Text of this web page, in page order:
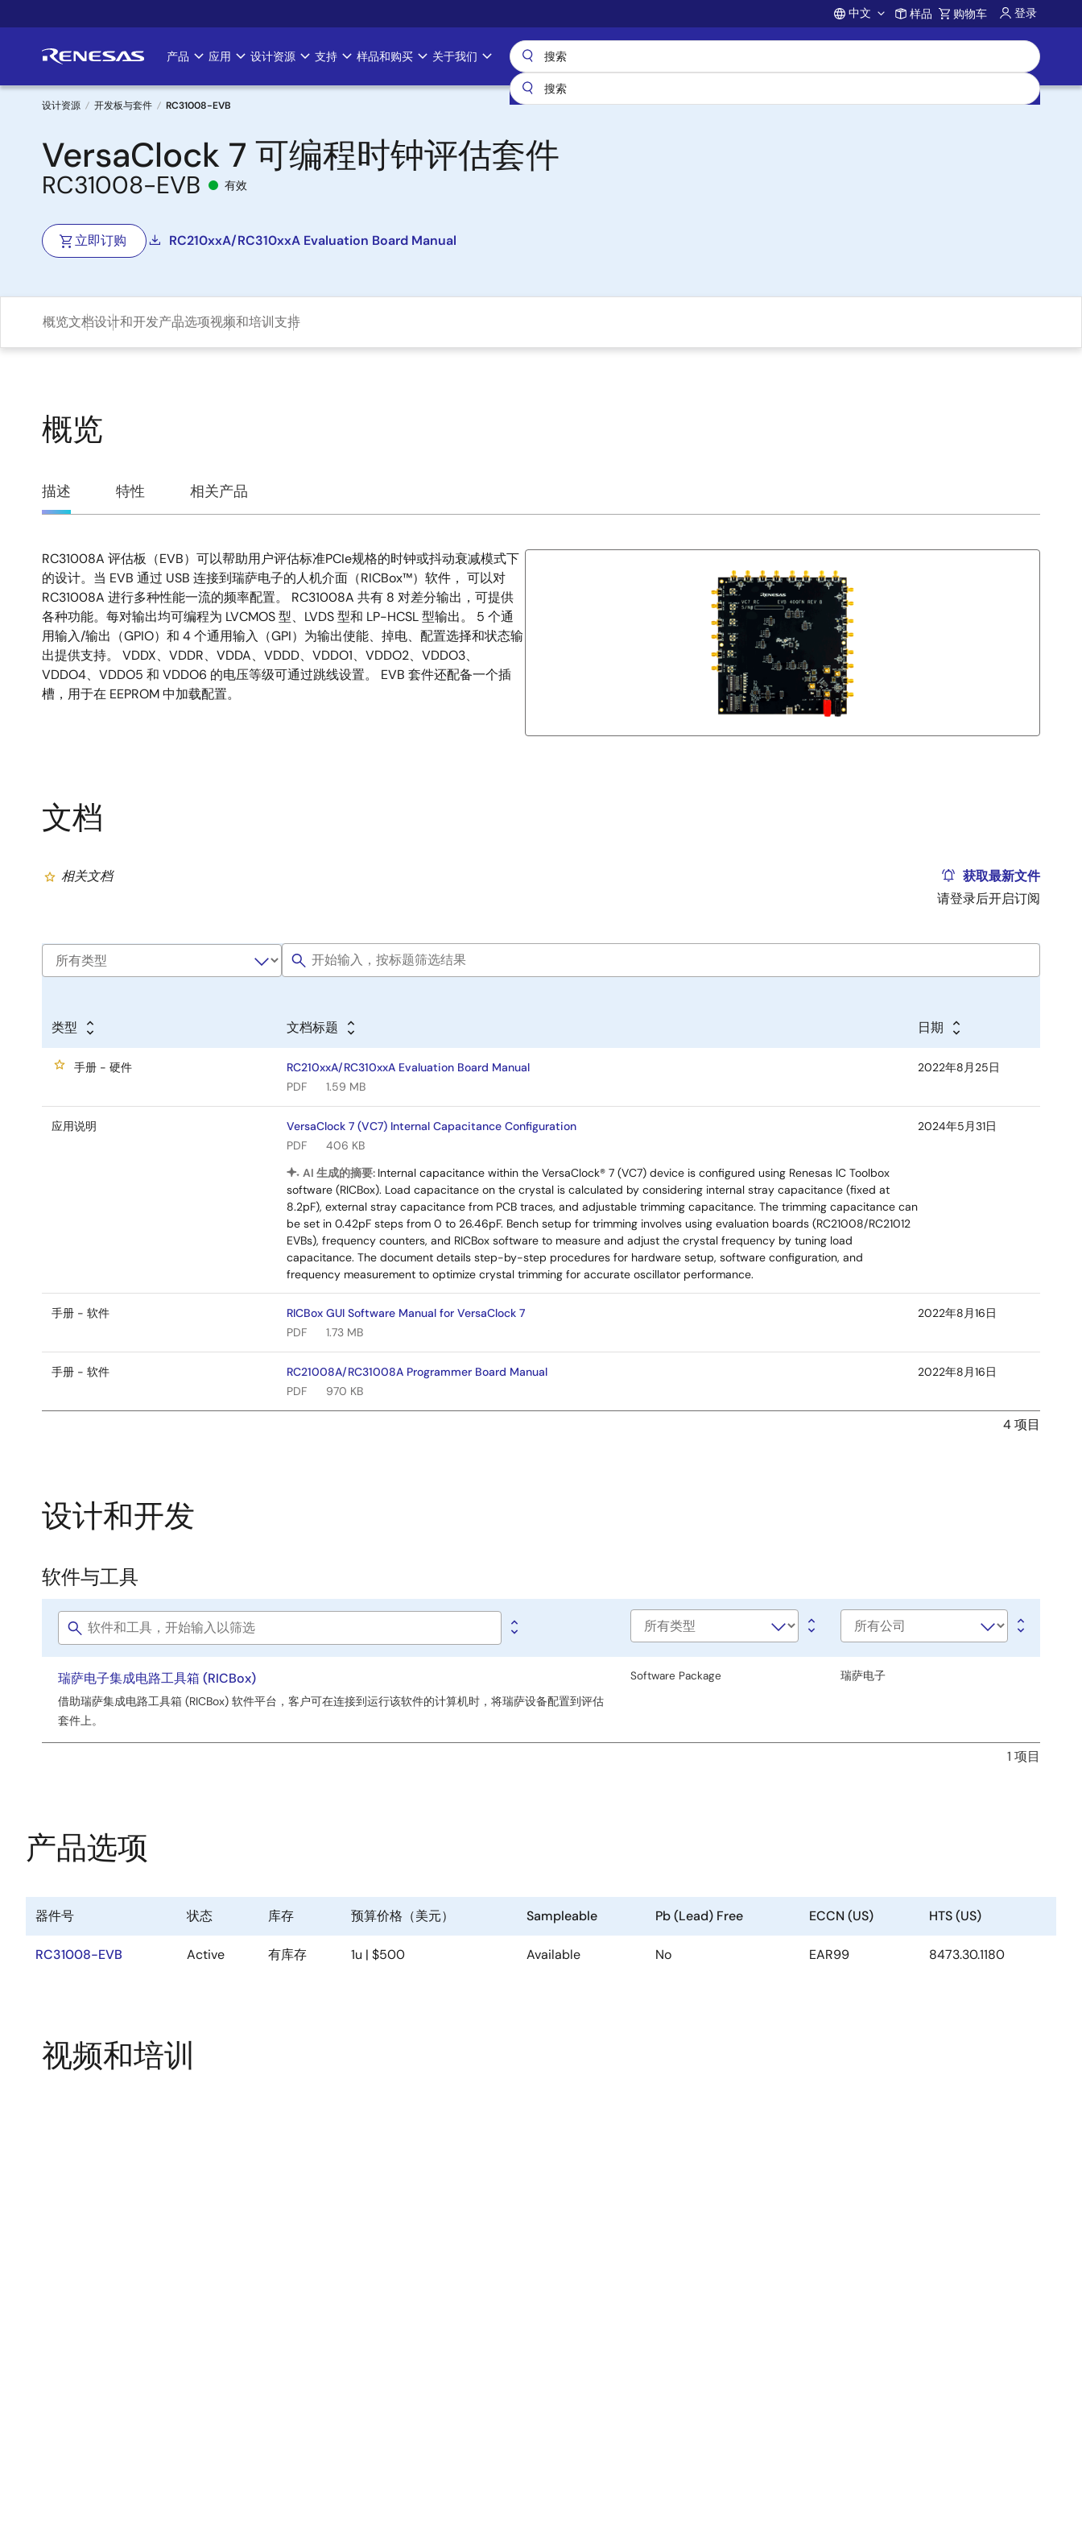
转
要
Account
中文 样品 购物车 登录
Main
navigation
产品 应用 设计资源 支持 样品和购买 关于我们
面
包
屑
设计资源 开发板与套件 RC31008-EVB
VersaClock 7 可编程时钟评估套件
RC31008-EVB 有效
立即订购 RC210xxA/RC310xxA Evaluation Board Manual
概览文档设计和开发产品选项视频和培训 支持
概览
概
描述 特性 相关产品
描
述
RC31008A 评估板（EVB）可以帮助用户评估标准PCIe规格的时钟或抖动衰减模式下
的设计。当 EVB 通过 USB 连接到瑞萨电子的人机介面（RICBox™）软件， 可以对
RC31008A 进行多种性能一流的频率配置。 RC31008A 共有 8 对差分输出，可提供
各种功能。每对输出均可编程为 LVCMOS 型、LVDS 型和 LP-HCSL 型输出。 5 个通
用输入/输出（GPIO）和 4 个通用输入（GPI）为输出使能、掉电、配置选择和状态输
出提供支持。 VDDX、VDDR、VDDA、VDDD、VDDO1、VDDO2、VDDO3、
VDDO4、VDDO5 和 VDDO6 的电压等级可通过跳线设置。 EVB 套件还配备一个插
槽，用于在 EEPROM 中加载配置。
文档
相关文档
获取最新文件
请登录后开启订阅
类型 文档标题 日期
手册 - 硬件
RC210xxA/RC310xxA Evaluation Board Manual
PDF
1.59 MB
2022年8月25日
应用说明
VersaClock 7 (VC7) Internal Capacitance Configuration
PDF
406 KB
AI 生成的摘要: Internal capacitance within the VersaClock® 7 (VC7) device is configured using Renesas IC Toolbox
software (RICBox). Load capacitance on the crystal is calculated by considering internal stray capacitance (fixed at
8.2pF), external stray capacitance from PCB traces, and adjustable trimming capacitance. The trimming capacitance can
be set in 0.42pF steps from 0 to 26.46pF. Bench setup for trimming involves using evaluation boards (RC21008/RC21012
EVBs), frequency counters, and RICBox software to measure and adjust the crystal frequency by tuning load
capacitance. The document details step-by-step procedures for hardware setup, software configuration, and
frequency measurement to optimize crystal trimming for accurate oscillator performance.
2024年5月31日
手册 - 软件
RICBox GUI Software Manual for VersaClock 7
PDF
1.73 MB
2022年8月16日
手册 - 软件
RC21008A/RC31008A Programmer Board Manual
PDF
970 KB
2022年8月16日
4 项目
设计和开发
软
件
与
工
具
软件与工具
Software
title
Software
瑞萨电子集成电路工具箱 (RICBox)
借助瑞萨集成电路工具箱 (RICBox) 软件平台，客户可在连接到运行该软件的计算机时，将瑞萨设备配置到评估
套件上。
Software Package 瑞萨电子
1 项目
产品选项
器件号 状态 库存 预算价格（美元） Sampleable Pb (Lead) Free ECCN (US) HTS (US)
RC31008-EVB Active 有库存 1u | $500 Available No EAR99 8473.30.1180
视频和培训